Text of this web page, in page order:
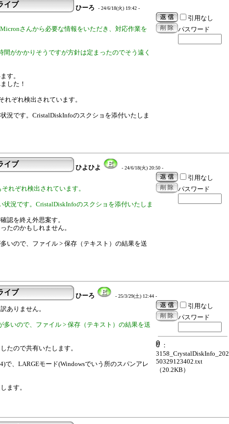
イブ ひーろ - 24/6/18(火) 19:42 -
さんから必要な情報をいただき、対応作業を
がかかりそうですが方針は定まったのでそう遠く
す。
した！
れぞれ検出されています。
況です。CristalDiskInfoのスクショを添付いたしま
引用なし
パスワード
イブ ひよひよ - 24/6/18(火) 20:50 -
れぞれ検出されています。
況です。CristalDiskInfoのスクショを添付いたしま
認を終え外思案す。
たのかもしれません。
いので、ファイル > 保存（テキスト）の結果を送
引用なし
パスワード
イブ ひーろ - 25/3/29(土) 12:44 -
ありません。
いので、ファイル > 保存（テキスト）の結果を送
たので共有いたします。
で、LARGEモード(Windowsでいう所のスパンアレ
ます。
引用なし
パスワード
：
3158_CrystalDiskInfo_202
50329123402.txt
（20.2KB）